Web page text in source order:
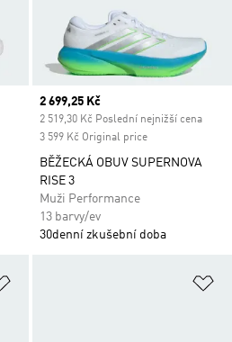
Current price
2 699,25 Kč
2 519,30 Kč Poslední nejnižší cena
3 599 Kč Original price
BĚŽECKÁ OBUV SUPERNOVA
RISE 3
Muži Performance
13 barvy/ev
30denní zkušební doba